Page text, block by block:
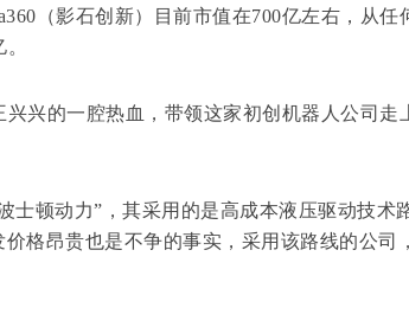
（影石创新）目前市值在700亿左右，从任
兴的一腔热血，带领这家初创机器人公司走
顿动力”，其采用的是高成本液压驱动技术
格昂贵也是不争的事实，采用该路线的公司